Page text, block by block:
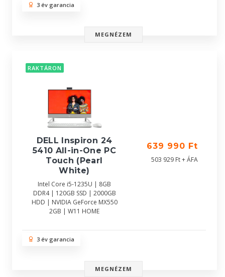
3 év garancia
MEGNÉZEM
RAKTÁRON
DELL Inspiron 24
5410 All-in-One PC
Touch (Pearl
White)
Intel Core i5-1235U | 8GB
DDR4 | 120GB SSD | 2000GB
HDD | NVIDIA GeForce MX550
2GB | W11 HOME
639 990 Ft
503 929 Ft + ÁFA
3 év garancia
MEGNÉZEM